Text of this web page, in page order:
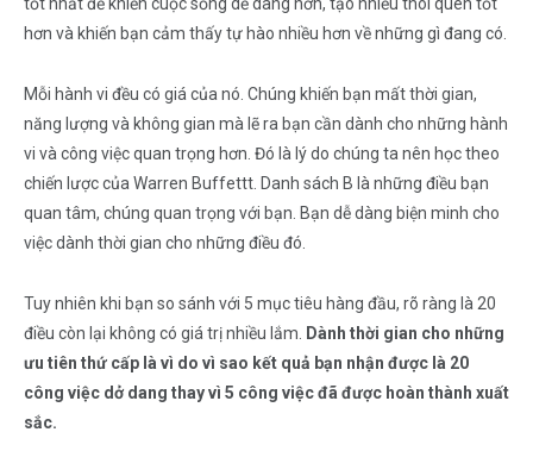
hơn và khiến bạn cảm thấy tự hào nhiều hơn về những gì đang có.
Mỗi hành vi đều có giá của nó. Chúng khiến bạn mất thời gian,
năng lượng và không gian mà lẽ ra bạn cần dành cho những hành
vi và công việc quan trọng hơn. Đó là lý do chúng ta nên học theo
chiến lược của Warren Buffettt. Danh sách B là những điều bạn
quan tâm, chúng quan trọng với bạn. Bạn dễ dàng biện minh cho
việc dành thời gian cho những điều đó.
Tuy nhiên khi bạn so sánh với 5 mục tiêu hàng đầu, rõ ràng là 20
điều còn lại không có giá trị nhiều lắm.
Dành thời gian cho những
ưu tiên thứ cấp là vì do vì sao kết quả bạn nhận được là 20
công việc dở dang thay vì 5 công việc đã được hoàn thành xuất
sắc.